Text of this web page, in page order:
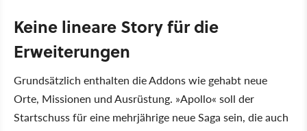
Keine lineare Story für die
Erweiterungen
Grundsätzlich enthalten die Addons wie gehabt neue
Orte, Missionen und Ausrüstung. »Apollo« soll der
Startschuss für eine mehrjährige neue Saga sein, die auch